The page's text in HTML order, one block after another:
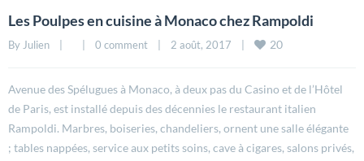
Les Poulpes en cuisine à Monaco chez Rampoldi
By Julien 0 comment 2 août, 2017 20
Avenue des Spélugues à Monaco, à deux pas du Casino et de l’Hôtel
de Paris, est installé depuis des décennies le restaurant italien
Rampoldi. Marbres, boiseries, chandeliers, ornent une salle élégante
; tables nappées, service aux petits soins, cave à cigares, salons privés,